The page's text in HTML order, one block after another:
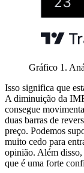
Gráfico 1.
Isso significa que
A diminuição da
consegue
duas barras de
preço. Podemos
muito cedo para
opinião. Além disso,
que é uma forte